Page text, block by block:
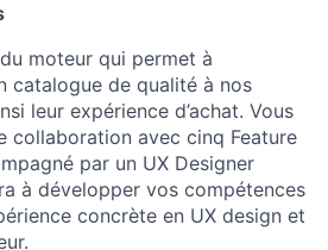
moteur qui permet à
catalogue de qualité à nos
leur expérience d’achat. Vous
collaboration avec cinq Feature
par un UX Designer
à développer vos compétences
concrète en UX design et